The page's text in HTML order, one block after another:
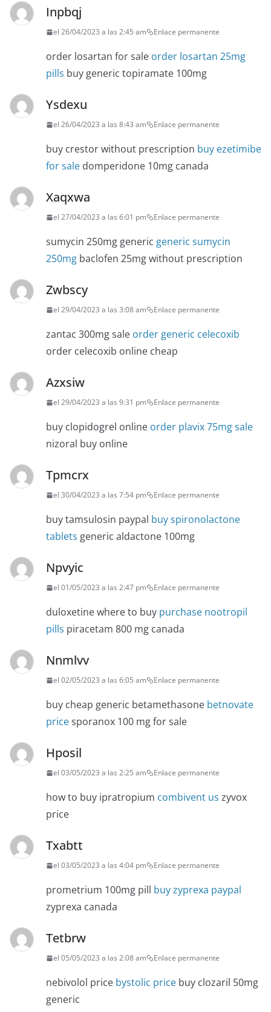
Inpbqj
el 26/04/2023 a las 2:45 am Enlace permanente
order losartan for sale order losartan 25mg
pills buy generic topiramate 100mg
Ysdexu
el 26/04/2023 a las 8:43 am Enlace permanente
buy crestor without prescription buy ezetimibe
for sale domperidone 10mg canada
Xaqxwa
el 27/04/2023 a las 6:01 pm Enlace permanente
sumycin 250mg generic generic sumycin
250mg baclofen 25mg without prescription
Zwbscy
el 29/04/2023 a las 3:08 am Enlace permanente
zantac 300mg sale order generic celecoxib
order celecoxib online cheap
Azxsiw
el 29/04/2023 a las 9:31 pm Enlace permanente
buy clopidogrel online order plavix 75mg sale
nizoral buy online
Tpmcrx
el 30/04/2023 a las 7:54 pm Enlace permanente
buy tamsulosin paypal buy spironolactone
tablets generic aldactone 100mg
Npvyic
el 01/05/2023 a las 2:47 pm Enlace permanente
duloxetine where to buy purchase nootropil
pills piracetam 800 mg canada
Nnmlvv
el 02/05/2023 a las 6:05 am Enlace permanente
buy cheap generic betamethasone betnovate
pricesporanox 100 mg for sale
Hposil
el 03/05/2023 a las 2:25 am Enlace permanente
how to buy ipratropium combivent us zyvox
price
Txabtt
el 03/05/2023 a las 4:04 pm Enlace permanente
prometrium 100mg pill buy zyprexa paypal
zyprexa canada
Tetbrw
el 05/05/2023 a las 2:08 am Enlace permanente
nebivolol price bystolic price buy clozaril 50mg
generic